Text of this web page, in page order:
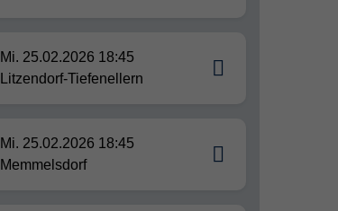
Mi. 25.02.2026 18:45
Litzendorf-Tiefenellern
Mi. 25.02.2026 18:45
Memmelsdorf